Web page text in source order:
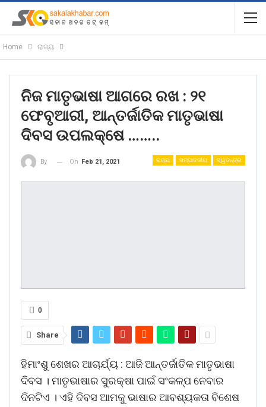
Home ରାଜ୍ୟ
ନିଜ ମାତୃଭାଷା ଆଗରେ ରଖ : ୨୧
ଫେବୃଆରୀ, ଆନ୍ତର୍ଜାତିକ ମାତୃଭାଷା
ଦିବସ ଉପଲକ୍ଷେ ……..
ରାଜ୍ୟ ସମ୍ପାଦକୀୟ ସ୍ୱତନ୍ତ୍ର
By On Feb 21, 2021
0
Share
ହିମାଂଶୁ ଶେଖର ଆଚାର୍ଯ୍ୟ : ଆଜି ଆନ୍ତର୍ଜାତିକ ମାତୃଭାଷା
ଦିବସ । ମାତୃଭାଷାର ସୁରକ୍ଷା ପାଇଁ ସଂକଳ୍ପ ନେବାର
ଦିନଟିଏ । ଏହି ଦିବସ ଆମକୁ ଭାଷାର ଆବଶ୍ୟକତା ବିଶେଷ